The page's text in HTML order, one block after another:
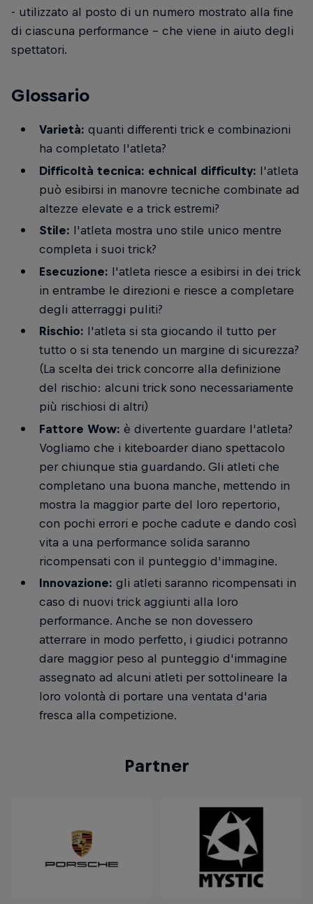
- utilizzato al posto di un numero mostrato alla fine
di ciascuna performance - che viene in aiuto degli
spettatori.
Glossario
Varietà: quanti differenti trick e combinazioni
ha completato l'atleta?
Difficoltà tecnica: echnical difficulty: l'atleta
può esibirsi in manovre tecniche combinate ad
altezze elevate e a trick estremi?
Stile: l'atleta mostra uno stile unico mentre
completa i suoi trick?
Esecuzione: l'atleta riesce a esibirsi in dei trick
in entrambe le direzioni e riesce a completare
degli atterraggi puliti?
Rischio: l'atleta si sta giocando il tutto per
tutto o si sta tenendo un margine di sicurezza?
(La scelta dei trick concorre alla definizione
del rischio: alcuni trick sono necessariamente
più rischiosi di altri)
Fattore Wow: è divertente guardare l'atleta?
Vogliamo che i kiteboarder diano spettacolo
per chiunque stia guardando. Gli atleti che
completano una buona manche, mettendo in
mostra la maggior parte del loro repertorio,
con pochi errori e poche cadute e dando così
vita a una performance solida saranno
ricompensati con il punteggio d'immagine.
Innovazione: gli atleti saranno ricompensati in
caso di nuovi trick aggiunti alla loro
performance. Anche se non dovessero
atterrare in modo perfetto, i giudici potranno
dare maggior peso al punteggio d'immagine
assegnato ad alcuni atleti per sottolineare la
loro volontà di portare una ventata d'aria
fresca alla competizione.
Partner